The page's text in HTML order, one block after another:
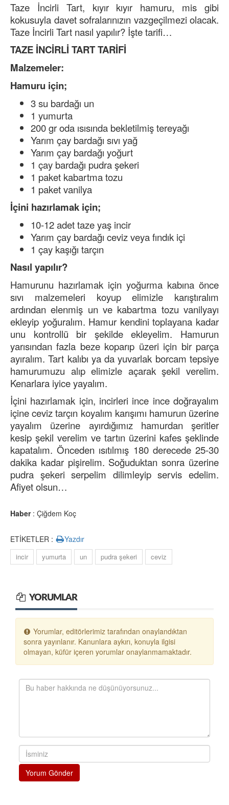
Taze İncirli Tart, kıyır kıyır hamuru, mis gibi
kokusuyla davet sofralarınızın vazgeçilmezi olacak.
Taze İncirli Tart nasıl yapılır? İşte tarifi…
TAZE İNCİRLİ TART TARİFİ
Malzemeler:
Hamuru için;
3 su bardağı un
1 yumurta
200 gr oda ısısında bekletilmiş tereyağı
Yarım çay bardağı sıvı yağ
Yarım çay bardağı yoğurt
1 çay bardağı pudra şekeri
1 paket kabartma tozu
1 paket vanilya
İçini hazırlamak için;
10-12 adet taze yaş incir
Yarım çay bardağı ceviz veya fındık içi
1 çay kaşığı tarçın
Nasıl yapılır?
Hamurunu hazırlamak için yoğurma kabına önce
sıvı malzemeleri koyup elimizle karıştıralım
ardından elenmiş un ve kabartma tozu vanilyayı
ekleyip yoğuralım. Hamur kendini toplayana kadar
unu kontrollü bir şekilde ekleyelim. Hamurun
yarısından fazla beze koparıp üzeri için bir parça
ayıralım. Tart kalıbı ya da yuvarlak borcam tepsiye
hamurumuzu alıp elimizle açarak şekil verelim.
Kenarlara iyice yayalım.
İçini hazırlamak için, incirleri ince ince doğrayalım
içine ceviz tarçın koyalım karışımı hamurun üzerine
yayalım üzerine ayırdığımız hamurdan şeritler
kesip şekil verelim ve tartın üzerini kafes şeklinde
kapatalım. Önceden ısıtılmış 180 derecede 25-30
dakika kadar pişirelim. Soğuduktan sonra üzerine
pudra şekeri serpelim dilimleyip servis edelim.
Afiyet olsun…
Haber: Çiğdem Koç
ETİKETLER : Yazdır
incir yumurta un pudra şekeri ceviz
YORUMLAR
Yorumlar, editörlerimiz tarafından onaylandıktan
sonra yayınlanır. Kanunlara aykırı, konuyla ilgisi
olmayan, küfür içeren yorumlar onaylanmamaktadır.
Yorum Gönder